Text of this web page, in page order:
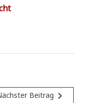
Beitrag navigate_next